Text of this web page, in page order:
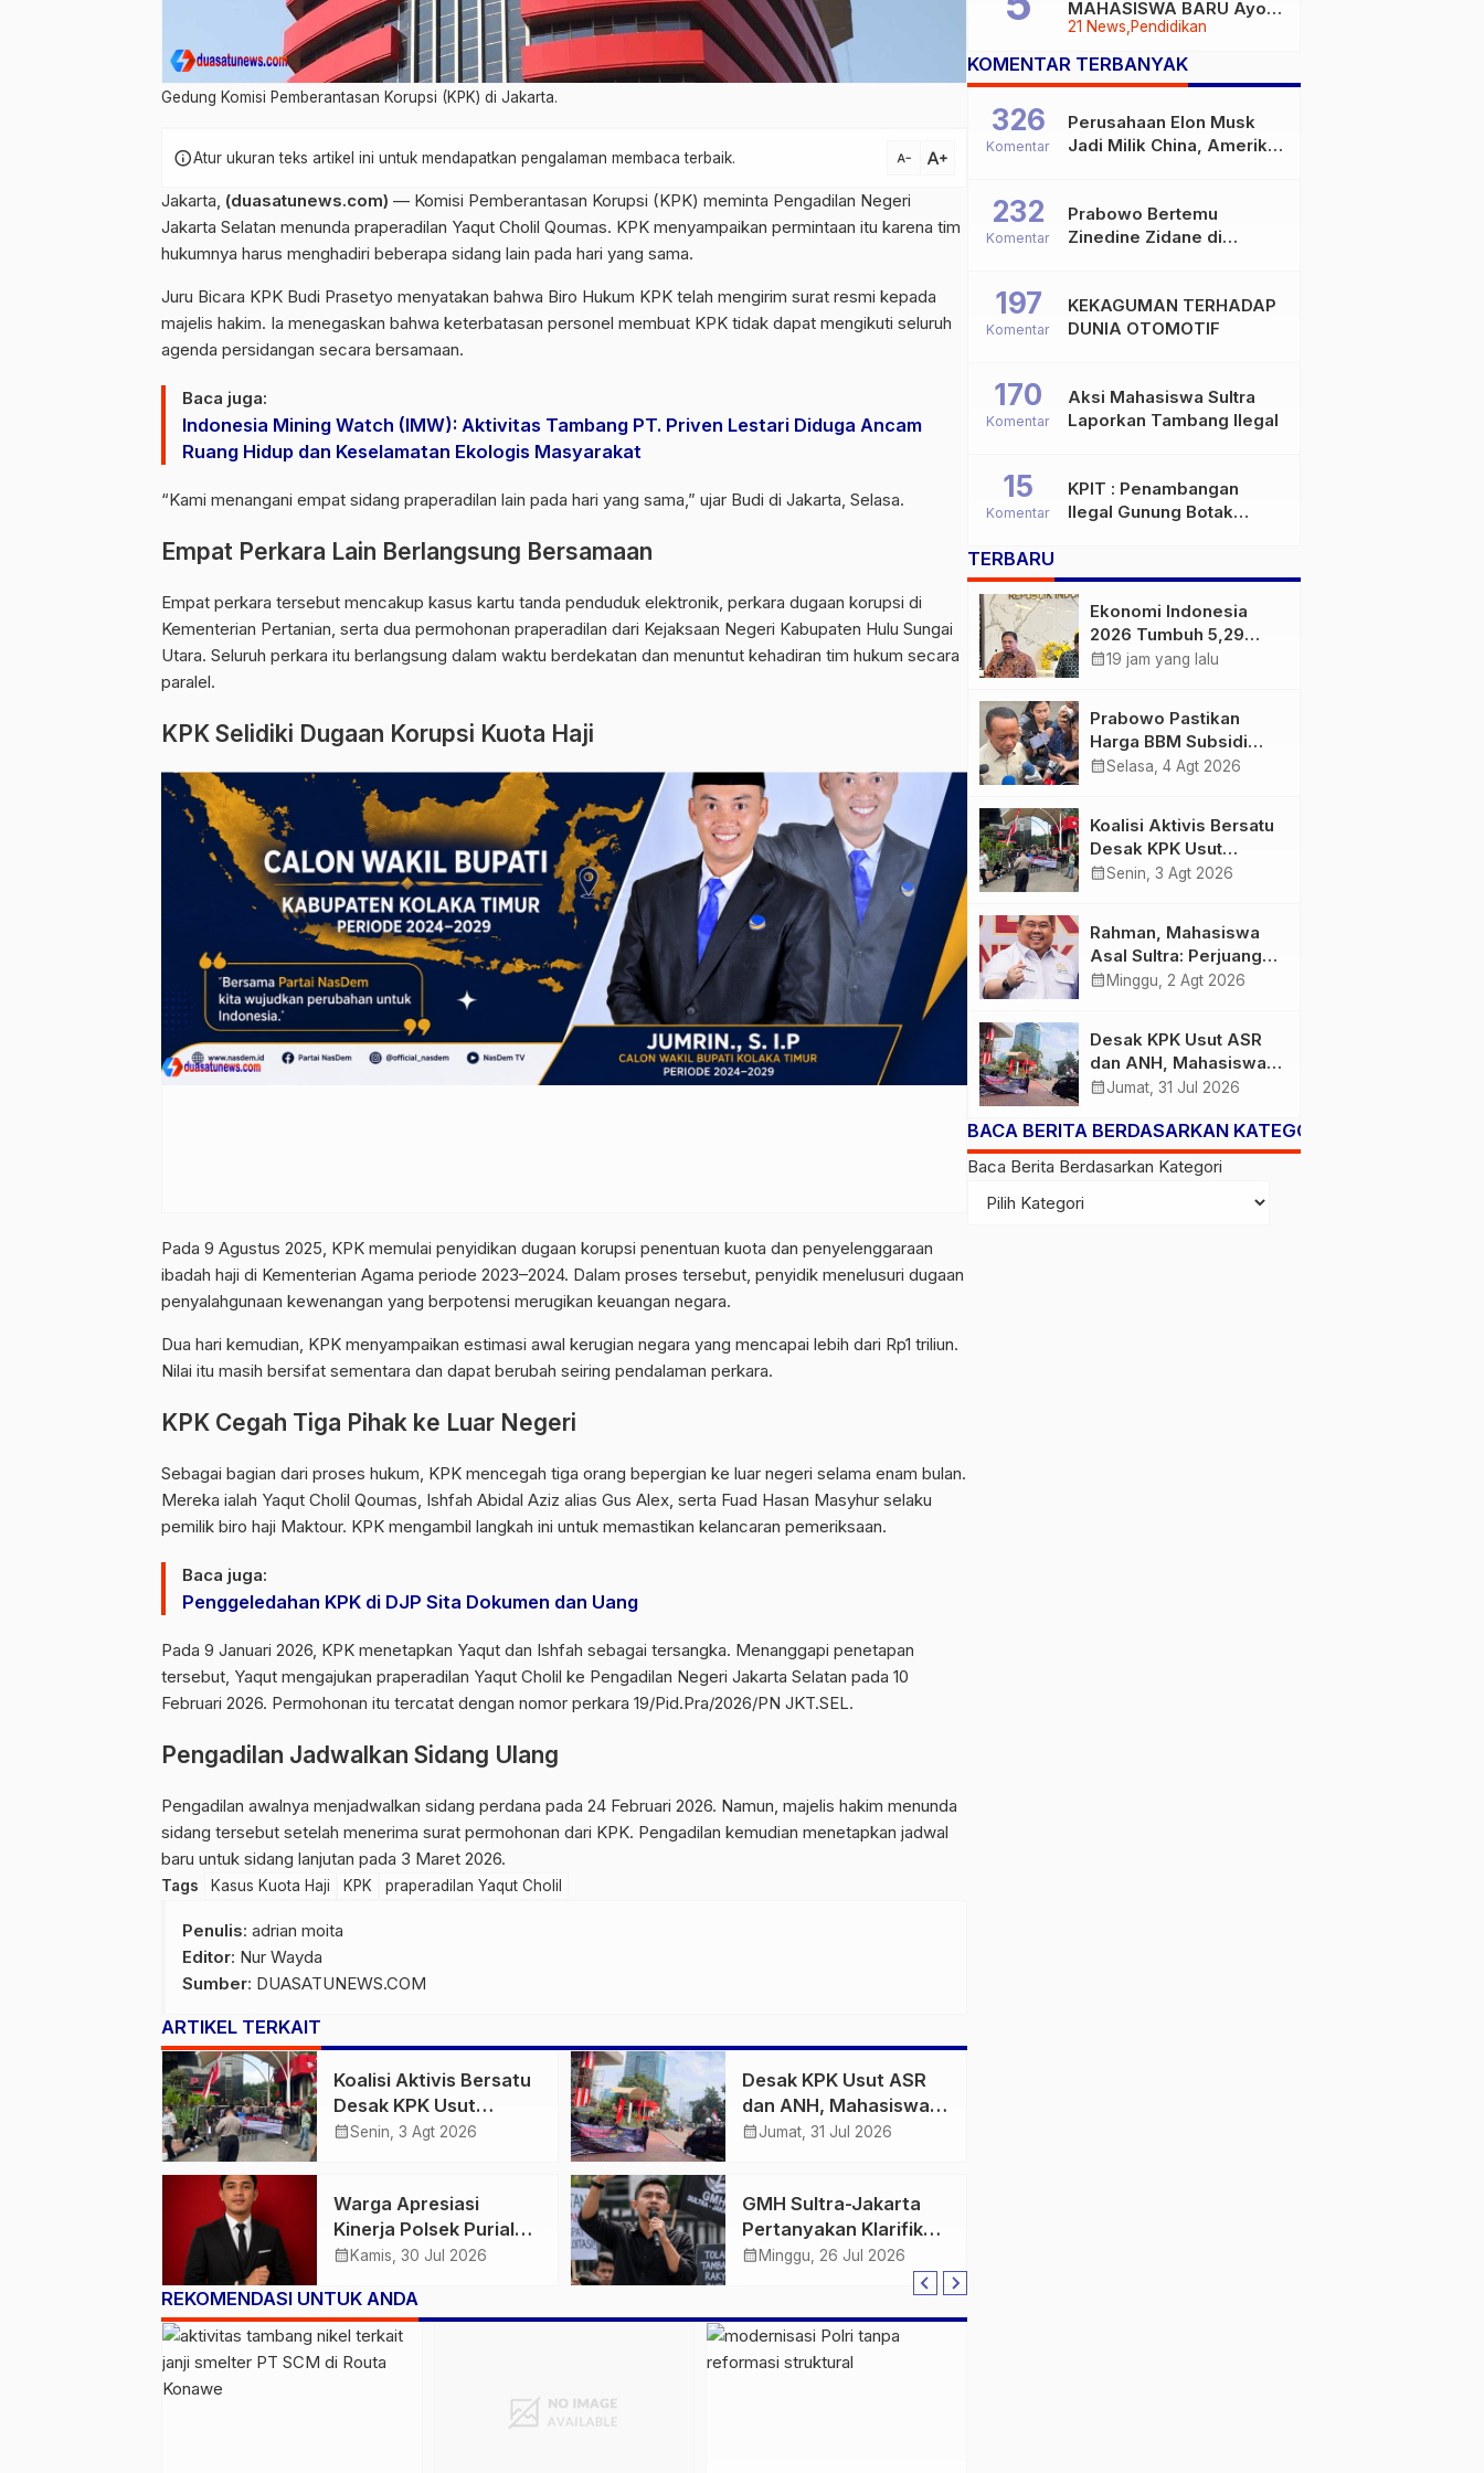
Gedung Komisi Pemberantasan Korupsi (KPK) di Jakarta.
infoAtur ukuran teks artikel ini untuk mendapatkan pengalaman membaca terbaik. text_decrease text_increase
Jakarta, (duasatunews.com) — Komisi Pemberantasan Korupsi (KPK) meminta Pengadilan Negeri
Jakarta Selatan menunda praperadilan Yaqut Cholil Qoumas. KPK menyampaikan permintaan itu karena tim
hukumnya harus menghadiri beberapa sidang lain pada hari yang sama.
Juru Bicara KPK Budi Prasetyo menyatakan bahwa Biro Hukum KPK telah mengirim surat resmi kepada
majelis hakim. Ia menegaskan bahwa keterbatasan personel membuat KPK tidak dapat mengikuti seluruh
agenda persidangan secara bersamaan.
Baca juga:
Indonesia Mining Watch (IMW): Aktivitas Tambang PT. Priven Lestari Diduga Ancam
Ruang Hidup dan Keselamatan Ekologis Masyarakat
“Kami menangani empat sidang praperadilan lain pada hari yang sama,” ujar Budi di Jakarta, Selasa.
Empat Perkara Lain Berlangsung Bersamaan
Empat perkara tersebut mencakup kasus kartu tanda penduduk elektronik, perkara dugaan korupsi di
Kementerian Pertanian, serta dua permohonan praperadilan dari Kejaksaan Negeri Kabupaten Hulu Sungai
Utara. Seluruh perkara itu berlangsung dalam waktu berdekatan dan menuntut kehadiran tim hukum secara
paralel.
KPK Selidiki Dugaan Korupsi Kuota Haji
Pada 9 Agustus 2025, KPK memulai penyidikan dugaan korupsi penentuan kuota dan penyelenggaraan
ibadah haji di Kementerian Agama periode 2023–2024. Dalam proses tersebut, penyidik menelusuri dugaan
penyalahgunaan kewenangan yang berpotensi merugikan keuangan negara.
Dua hari kemudian, KPK menyampaikan estimasi awal kerugian negara yang mencapai lebih dari Rp1 triliun.
Nilai itu masih bersifat sementara dan dapat berubah seiring pendalaman perkara.
KPK Cegah Tiga Pihak ke Luar Negeri
Sebagai bagian dari proses hukum, KPK mencegah tiga orang bepergian ke luar negeri selama enam bulan.
Mereka ialah Yaqut Cholil Qoumas, Ishfah Abidal Aziz alias Gus Alex, serta Fuad Hasan Masyhur selaku
pemilik biro haji Maktour. KPK mengambil langkah ini untuk memastikan kelancaran pemeriksaan.
Baca juga:
Penggeledahan KPK di DJP Sita Dokumen dan Uang
Pada 9 Januari 2026, KPK menetapkan Yaqut dan Ishfah sebagai tersangka. Menanggapi penetapan
tersebut, Yaqut mengajukan praperadilan Yaqut Cholil ke Pengadilan Negeri Jakarta Selatan pada 10
Februari 2026. Permohonan itu tercatat dengan nomor perkara 19/Pid.Pra/2026/PN JKT.SEL.
Pengadilan Jadwalkan Sidang Ulang
Pengadilan awalnya menjadwalkan sidang perdana pada 24 Februari 2026. Namun, majelis hakim menunda
sidang tersebut setelah menerima surat permohonan dari KPK. Pengadilan kemudian menetapkan jadwal
baru untuk sidang lanjutan pada 3 Maret 2026.
Tags Kasus Kuota Haji KPK praperadilan Yaqut Cholil
Penulis: adrian moita
Editor: Nur Wayda
Sumber: DUASATUNEWS.COM
ARTIKEL TERKAIT
Koalisi Aktivis Bersatu
Desak KPK Usut
Dugaan Kolusi Proyek
PT Arafah Alam
Sejahtera Diminta
Diperiksa
calendar_monthSenin, 3 Agt 2026
Desak KPK Usut ASR
dan ANH, Mahasiswa
Kembali Soroti LHKPN,
calendar_monthJumat, 31 Jul 2026
Warga Apresiasi
Kinerja Polsek Puriala,
Egit Setiawan:
Pengguna Sabu Harus
Diikuti Pengungkapan
Jaringan Pengedar
calendar_month Kamis, 30 Jul 2026
GMH Sultra-Jakarta
Pertanyakan Klarifikasi
Humas PT RJL: Siapa
Warga Tidak
Berdasar?
calendar_month Minggu, 26 Jul 2026
REKOMENDASI UNTUK ANDA
21 News Pendidikan
MAHASISWA BARU Ayoo
Buruan
KOMENTAR TERBANYAK
Perusahaan Elon Musk
Jadi Milik China, Amerika
326
Komentar
Prabowo Bertemu
Zinedine Zidane di
232
Komentar
KEKAGUMAN TERHADAP
DUNIA OTOMOTIF
197
Komentar
Aksi Mahasiswa Sultra
Laporkan Tambang Ilegal
170
Komentar
KPIT : Penambangan
Ilegal Gunung Botak
Serius terhadap Masa
Depan Pulau Buru
15
Komentar
TERBARU
Ekonomi Indonesia
2026 Tumbuh 5,29
Persen, Airlangga
Global
calendar_month19 jam yang lalu
Prabowo Pastikan
Harga BBM Subsidi
Tetap, BBM Non-
calendar_monthSelasa, 4 Agt 2026
Koalisi Aktivis Bersatu
Desak KPK Usut
Dugaan Kolusi Proyek
PT Arafah Alam
Sejahtera Diminta
Diperiksa
calendar_monthSenin, 3 Agt 2026
Rahman, Mahasiswa
Asal Sultra: Perjuangan
Anton Timbang
Patut Diapresiasi
calendar_month Minggu, 2 Agt 2026
Desak KPK Usut ASR
dan ANH, Mahasiswa
Kembali Soroti LHKPN,
ASR 87
calendar_monthJumat, 31 Jul 2026
BACA BERITA BERDASARKAN KATEGORI
Baca Berita Berdasarkan Kategori